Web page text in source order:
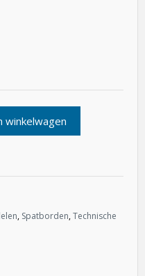
winkelwagen
, Spatborden,Technische